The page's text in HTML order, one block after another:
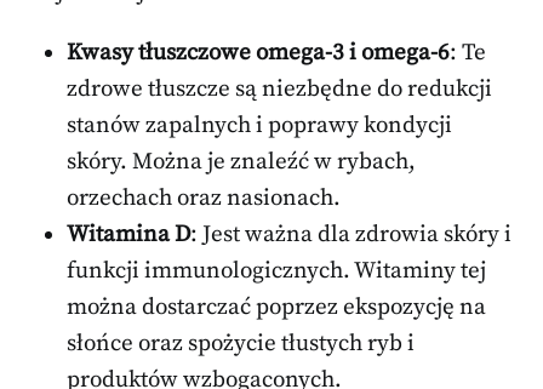
Kwasy tłuszczowe omega-3 i omega-6: Te
zdrowe tłuszcze są niezbędne do redukcji
stanów zapalnych i poprawy kondycji
skóry. Można je znaleźć w rybach,
orzechach oraz nasionach.
Witamina D: Jest ważna dla zdrowia skóry i
funkcji immunologicznych. Witaminy tej
można dostarczać poprzez ekspozycję na
słońce oraz spożycie tłustych ryb i
produktów wzbogaconych.